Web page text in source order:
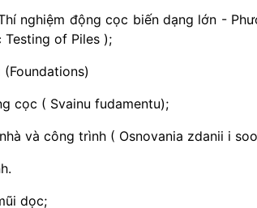
nghiệm động cọc biến dạng lớn -
of Piles );
cọc ( Svainu fudamentu);
và công trình ( Osnovania zdanii i
dọc;